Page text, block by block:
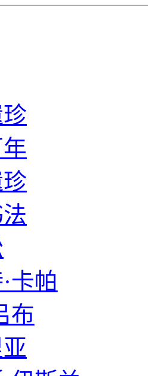
卡帕
布